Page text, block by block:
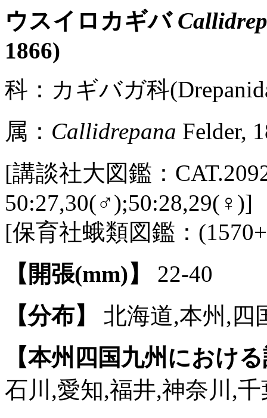
ウスイロカギバ
1866)
科：カギバガ科
属： Callidrepana Felder,
[講談社大図鑑：
50:27,30(♂);50:28,29(♀)]
[保育社蛾類図鑑：
【開張(mm)】
22-40
【分布】
北海道,本州,四
【本州四国九州におけ
石川,愛知,福井,神奈川,